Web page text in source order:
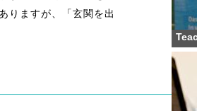
りますが、「玄関を出